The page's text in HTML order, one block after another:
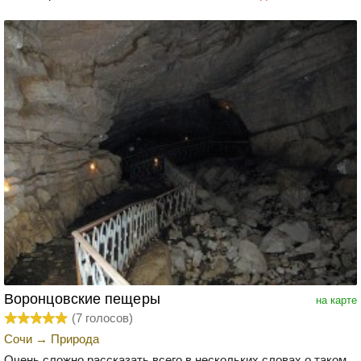
на карте
Воронцовские пещеры
(7 голосов)
Сочи → Природа